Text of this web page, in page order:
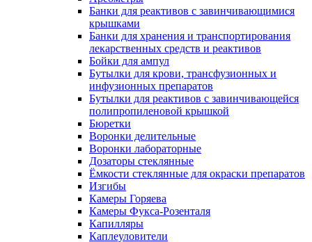
Банки для реактивов с завинчивающимися
крышками
Банки для хранения и транспортирования
лекарственных средств и реактивов
Бойки для ампул
Бутылки для крови, трансфузионных и
инфузионных препаратов
Бутылки для реактивов с завинчивающейся
полипропиленовой крышкой
Бюретки
Воронки делительные
Воронки лабораторные
Дозаторы стеклянные
Ёмкости стеклянные для окраски препаратов
Изгибы
Камеры Горяева
Камеры Фукса-Розенталя
Капилляры
Каплеуловители